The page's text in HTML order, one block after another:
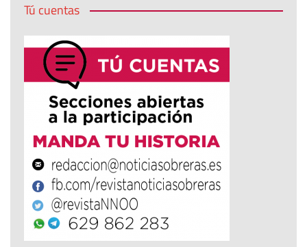
Tú cuentas